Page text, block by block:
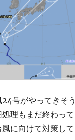
号がやってきそ
理もまだ終わっ
に向けて対策して